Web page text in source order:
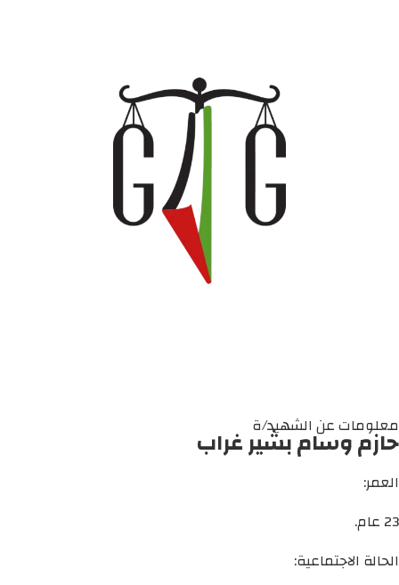
معلومات عن الشهيد/ة
حازم وسام بشير غراب
العمر:
23 عام.
الحالة الاجتماعية: